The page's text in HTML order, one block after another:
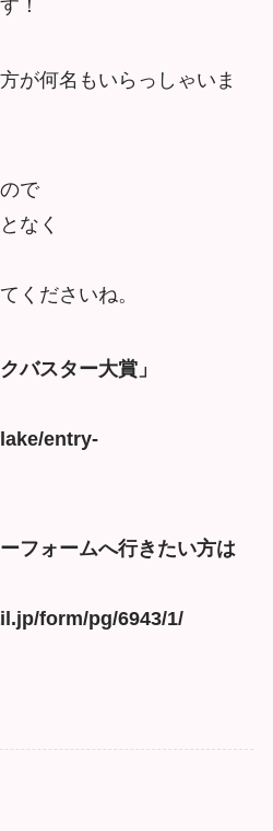
！
が何名もいらっしゃいま
で
なく
くださいね。
バスター大賞」
entry-
フォームへ行きたい方は
form/pg/6943/1/